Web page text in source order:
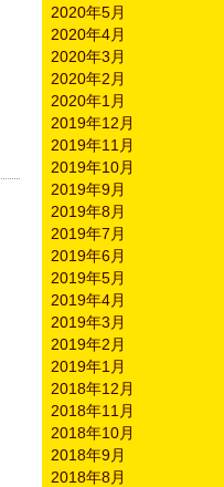
2020年5月
2020年4月
2020年3月
2020年2月
2020年1月
2019年12月
2019年11月
2019年10月
2019年9月
2019年8月
2019年7月
2019年6月
2019年5月
2019年4月
2019年3月
2019年2月
2019年1月
2018年12月
2018年11月
2018年10月
2018年9月
2018年8月